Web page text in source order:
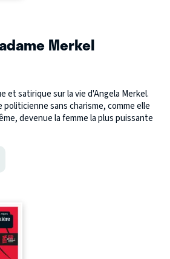
Merkel
et satirique sur la vie d'Angela Merkel.
sans charisme, comme elle
devenue la femme la plus puissante